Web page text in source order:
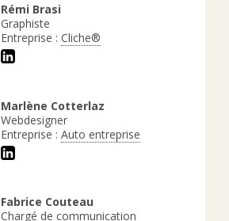
Rémi Brasi
Graphiste
Entreprise : Cliche®
Marlène Cotterlaz
Webdesigner
Entreprise : Auto entreprise
Fabrice Couteau
Chargé de communication